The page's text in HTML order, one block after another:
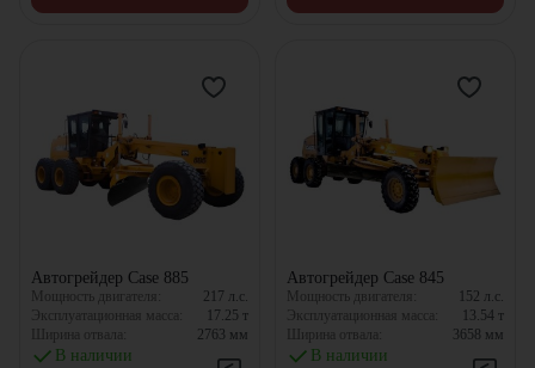
Автогрейдер Case 885
Мощность двигателя: 217 л.с.
Эксплуатационная масса:
17.25 т
Ширина отвала:
2763 мм
В наличии
Автогрейдер Case 845
Мощность двигателя: 152 л.с.
Эксплуатационная масса:
13.54 т
Ширина отвала:
3658 мм
В наличии